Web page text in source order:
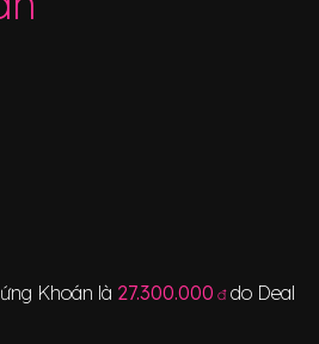
Khoán là 27.300.000 đdo Deal